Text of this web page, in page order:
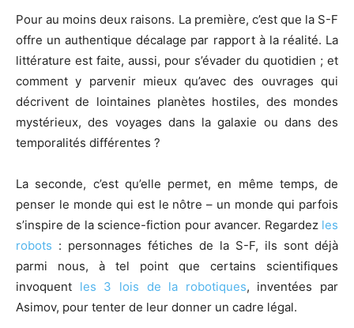
Pour au moins deux raisons. La première, c’est que la S-F
offre un authentique décalage par rapport à la réalité. La
littérature est faite, aussi, pour s’évader du quotidien ; et
comment y parvenir mieux qu’avec des ouvrages qui
décrivent de lointaines planètes hostiles, des mondes
mystérieux, des voyages dans la galaxie ou dans des
temporalités différentes ?
La seconde, c’est qu’elle permet, en même temps, de
penser le monde qui est le nôtre – un monde qui parfois
s’inspire de la science-fiction pour avancer. Regardez les
robots : personnages fétiches de la S-F, ils sont déjà
parmi nous, à tel point que certains scientifiques
invoquent les 3 lois de la robotiques, inventées par
Asimov, pour tenter de leur donner un cadre légal.